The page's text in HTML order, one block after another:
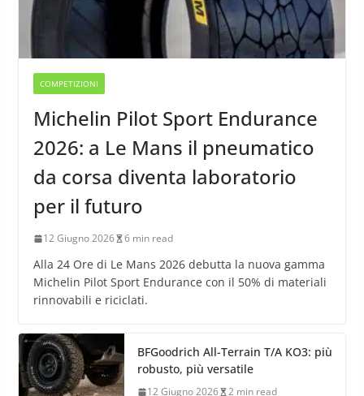
COMPETIZIONI
Michelin Pilot Sport Endurance
2026: a Le Mans il pneumatico
da corsa diventa laboratorio
per il futuro
12 Giugno 2026 6 min read
Alla 24 Ore di Le Mans 2026 debutta la nuova gamma
Michelin Pilot Sport Endurance con il 50% di materiali
rinnovabili e riciclati.
BFGoodrich All-Terrain T/A KO3: più
robusto, più versatile
12 Giugno 2026 2 min read